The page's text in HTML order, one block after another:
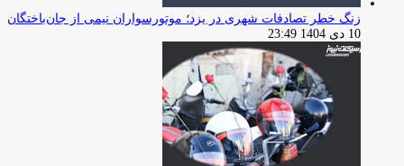
زنگ خطر تصادفات شهری در یزد؛ موتورسواران نیمی از جان‌باختگان
10 دی 1404 23:49